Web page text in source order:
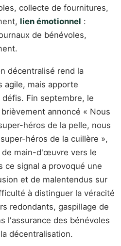
collecte de fournitures,
lien émotionnel :
de bénévoles,
décentralisé rend la
agile, mais apporte
Fin septembre, le
annoncé « Nous
héros de la pelle, nous
héros de la cuillère »,
main-d'œuvre vers le
ce signal a provoqué une
et de malentendus sur
à distinguer la véracité
redondants, gaspillage de
l'assurance des bénévoles
décentralisation.